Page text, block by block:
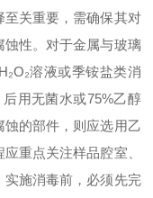
至关重要，需确保其对
蚀性。对于金属与玻璃
溶液或季铵盐类消
用无菌水或75%乙醇
的部件，则应选用乙
重点关注样品腔室、
施消毒前，必须先完